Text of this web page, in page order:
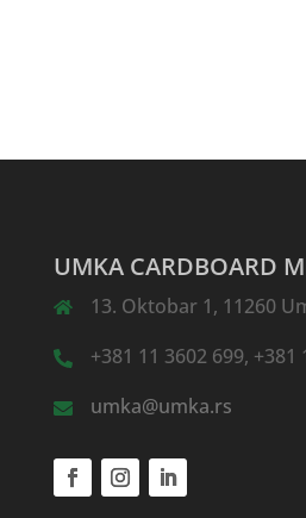
UMKA CARDBOARD
13. Oktobar 1, 11260
+381 11 3602 699, +381
umka@umka.rs